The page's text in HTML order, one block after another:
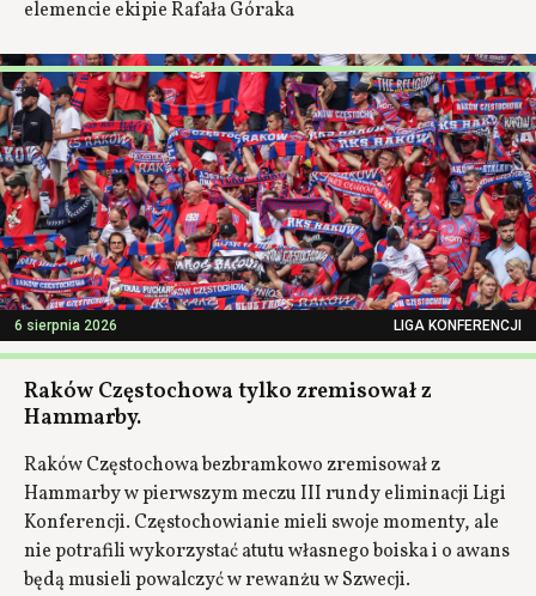
elemencie ekipie Rafała Góraka
6 sierpnia 2026 LIGA KONFERENCJI
Raków Częstochowa tylko zremisował z
Hammarby.
Raków Częstochowa bezbramkowo zremisował z
Hammarby w pierwszym meczu III rundy eliminacji Ligi
Konferencji. Częstochowianie mieli swoje momenty, ale
nie potrafili wykorzystać atutu własnego boiska i o awans
będą musieli powalczyć w rewanżu w Szwecji.